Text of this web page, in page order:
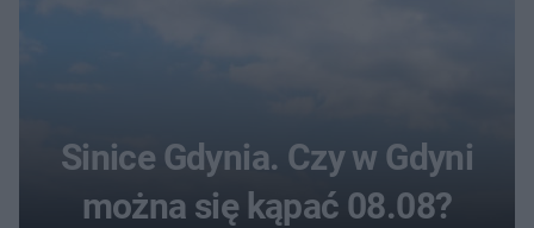
Sinice Gdynia. Czy w Gdyni
można się kąpać 08.08?